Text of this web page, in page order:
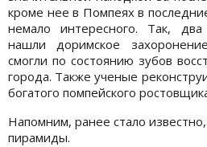
кроме нее в Помпеях в
немало интересного. Так,
нашли доримское
смогли по состоянию зубов
города. Также ученые
богатого помпейского
Напомним, ранее стало известно,
пирамиды.